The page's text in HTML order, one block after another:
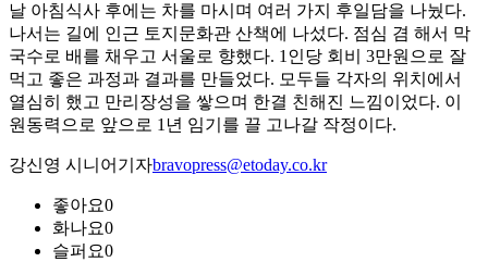
날 아침식사 후에는 차를 마시며 여러 가지 후일담을 나눴다.
나서는 길에 인근 토지문화관 산책에 나섰다. 점심 겸 해서 막
국수로 배를 채우고 서울로 향했다. 1인당 회비 3만원으로 잘
먹고 좋은 과정과 결과를 만들었다. 모두들 각자의 위치에서
열심히 했고 만리장성을 쌓으며 한결 친해진 느낌이었다. 이
원동력으로 앞으로 1년 임기를 끌 고나갈 작정이다.
강신영 시니어기자bravopress@etoday.co.kr
좋아요0
화나요0
슬퍼요0